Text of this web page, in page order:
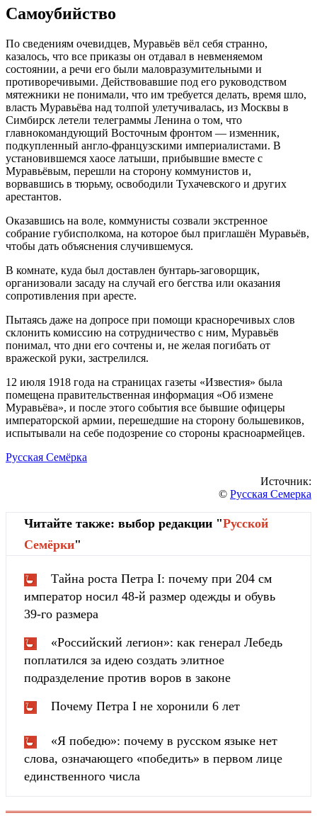
Самоубийство
По сведениям очевидцев, Муравьёв вёл себя странно,
казалось, что все приказы он отдавал в невменяемом
состоянии, а речи его были маловразумительными и
противоречивыми. Действовавшие под его руководством
мятежники не понимали, что им требуется делать, время шло,
власть Муравьёва над толпой улетучивалась, из Москвы в
Симбирск летели телеграммы Ленина о том, что
главнокомандующий Восточным фронтом — изменник,
подкупленный англо-французскими империалистами. В
установившемся хаосе латыши, прибывшие вместе с
Муравьёвым, перешли на сторону коммунистов и,
ворвавшись в тюрьму, освободили Тухачевского и других
арестантов.
Оказавшись на воле, коммунисты созвали экстренное
собрание губисполкома, на которое был приглашён Муравьёв,
чтобы дать объяснения случившемуся.
В комнате, куда был доставлен бунтарь-заговорщик,
организовали засаду на случай его бегства или оказания
сопротивления при аресте.
Пытаясь даже на допросе при помощи красноречивых слов
склонить комиссию на сотрудничество с ним, Муравьёв
понимал, что дни его сочтены и, не желая погибать от
вражеской руки, застрелился.
12 июля 1918 года на страницах газеты «Известия» была
помещена правительственная информация «Об измене
Муравьёва», и после этого события все бывшие офицеры
императорской армии, перешедшие на сторону большевиков,
испытывали на себе подозрение со стороны красноармейцев.
Русская Семёрка
Источник:
© Русская Семерка
Читайте также: выбор редакции "Русской
Cемёрки"
Тайна роста Петра I: почему при 204 см
император носил 48-й размер одежды и обувь
39-го размера
«Российский легион»: как генерал Лебедь
поплатился за идею создать элитное
подразделение против воров в законе
Почему Петра I не хоронили 6 лет
«Я победю»: почему в русском языке нет
слова, означающего «победить» в первом лице
единственного числа